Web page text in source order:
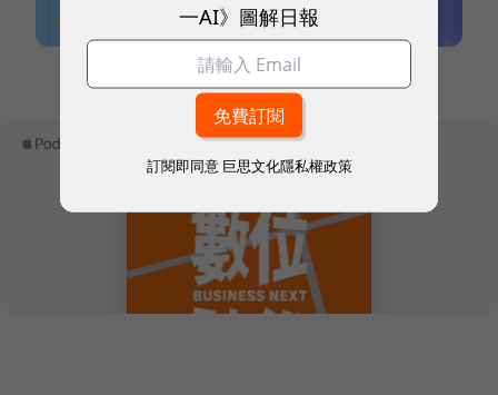
本網站內容未經允許，不得轉載。
一AI》圖解日報
訂閱即同意 巨思文化隱私權政策